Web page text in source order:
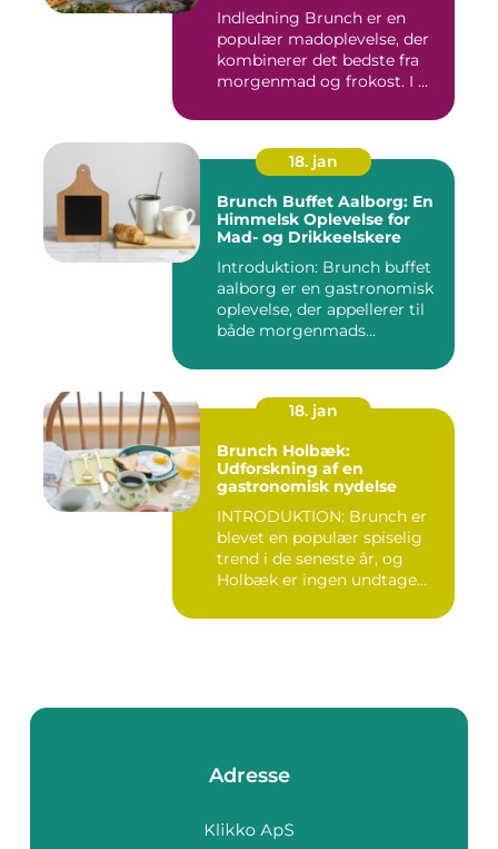
Indledning Brunch er en
populær madoplevelse, der
kombinerer det bedste fra
morgenmad og frokost. I ...
18. jan
Brunch Buffet Aalborg: En
Himmelsk Oplevelse for
Mad- og Drikkeelskere
Introduktion: Brunch buffet
aalborg er en gastronomisk
oplevelse, der appellerer til
både morgenmads...
18. jan
Brunch Holbæk:
Udforskning af en
gastronomisk nydelse
INTRODUKTION: Brunch er
blevet en populær spiselig
trend i de seneste år, og
Holbæk er ingen undtage...
Adresse